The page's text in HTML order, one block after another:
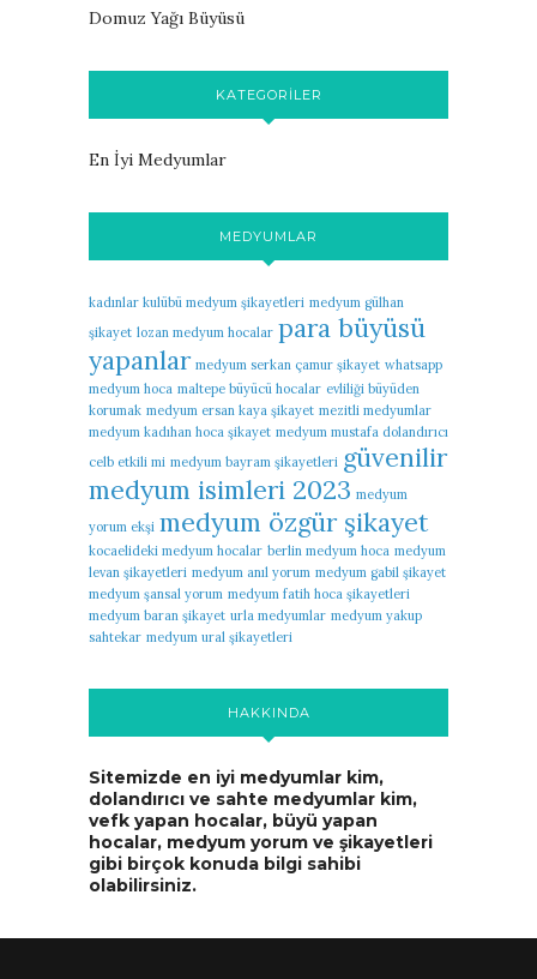
Domuz Yağı Büyüsü
KATEGORILER
En İyi Medyumlar
MEDYUMLAR
kadınlar kulübü medyum şikayetleri medyum gülhan
şikayet lozan medyum hocalar para büyüsü
yapanlar medyum serkan çamur şikayet whatsapp
medyum hoca maltepe büyücü hocalar evliliği büyüden
korumak medyum ersan kaya şikayet mezitli medyumlar
medyum kadıhan hoca şikayet medyum mustafa dolandırıcı
celb etkili mi medyum bayram şikayetleri güvenilir
medyum isimleri 2023 medyum
yorum ekşi medyum özgür şikayet
kocaelideki medyum hocalar berlin medyum hoca medyum
levan şikayetleri medyum anıl yorum medyum gabil şikayet
medyum şansal yorum medyum fatih hoca şikayetleri
medyum baran şikayet urla medyumlar medyum yakup
sahtekar medyum ural şikayetleri
HAKKINDA
Sitemizde en iyi medyumlar kim,
dolandırıcı ve sahte medyumlar kim,
vefk yapan hocalar, büyü yapan
hocalar, medyum yorum ve şikayetleri
gibi birçok konuda bilgi sahibi
olabilirsiniz.